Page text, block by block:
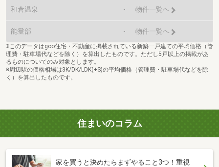
和倉温泉 - 物件一覧へ
能登部 - 物件一覧へ
※このデータはgoo住宅・不動産に掲載されている新築一戸建ての平均価格（管
理費・駐車場代などを除く）を算出したものです。ただし5戸以上の掲載があ
るものについてのみ対象とします。
※周辺駅の価格相場は3K/DK/LDK(+S)の平均価格（管理費・駐車場代などを除
く）を算出したものです。
住まいのコラム
家を買うと決めたらまずやること3つ！重視